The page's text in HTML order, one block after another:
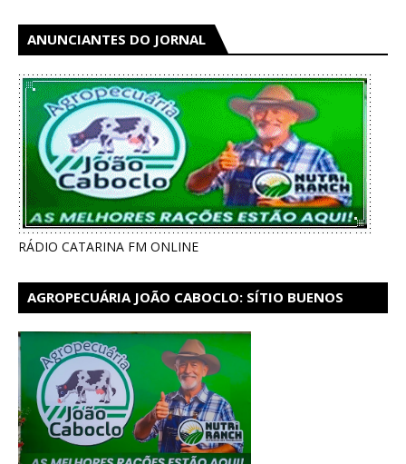
ANUNCIANTES DO JORNAL
RÁDIO CATARINA FM ONLINE
AGROPECUÁRIA JOÃO CABOCLO: SÍTIO BUENOS